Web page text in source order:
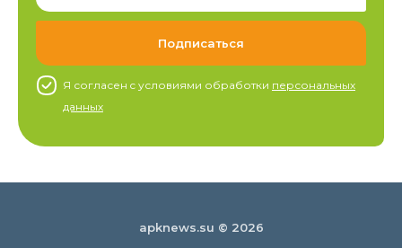
Я согласен c условиями обработки персональных
данных
apknews.su © 2026